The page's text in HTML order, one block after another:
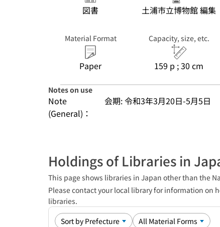
図書 土浦市立博物館 編集
Material Format
Paper
Capacity, size, etc.
159 p ; 30 cm
Notes on use
Note
(General)：
会期: 令和3年3月20日-5月5日
Holdings of Libraries in
This page shows libraries in Japan other than the
Please contact your local library for information on
libraries.